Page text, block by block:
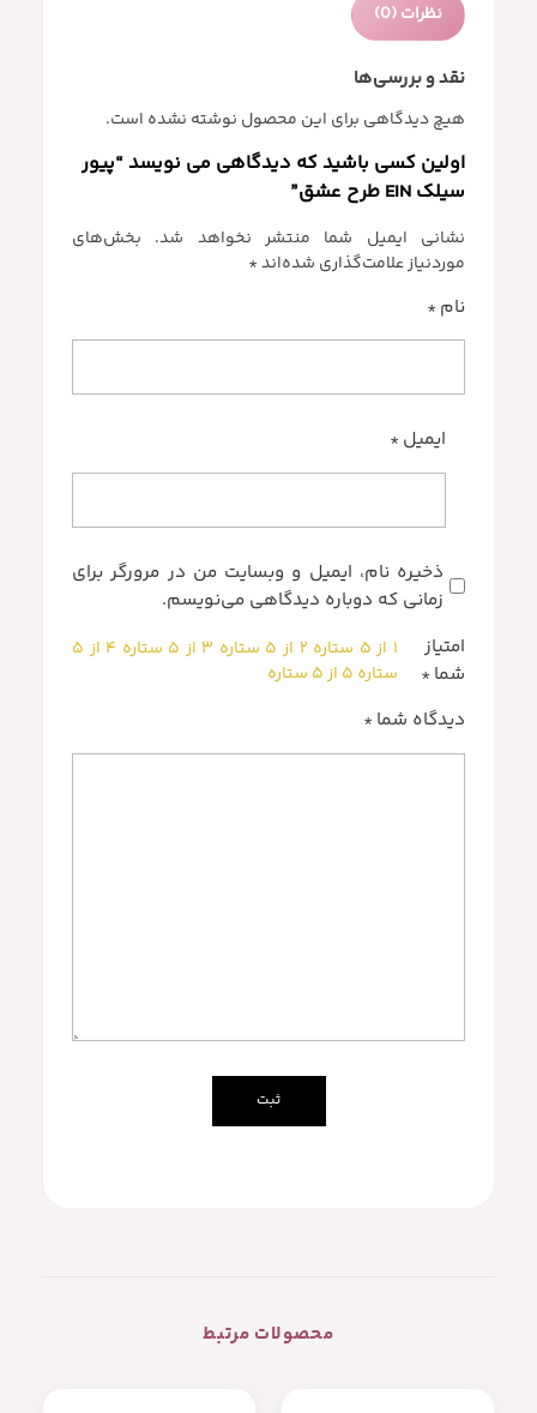
نظرات (0)
نقد و بررسی‌ها
هیچ دیدگاهی برای این محصول نوشته نشده است.
اولین کسی باشید که دیدگاهی می نویسد “پیور
سیلک EIN طرح عشق”
نشانی ایمیل شما منتشر نخواهد شد. بخش‌های
موردنیاز علامت‌گذاری شده‌اند*
نام *
ایمیل *
ذخیره نام، ایمیل و وبسایت من در مرورگر برای
زمانی که دوباره دیدگاهی می‌نویسم.
امتیاز
شما *
۱ از ۵ ستاره ۲ از ۵ ستاره ۳ از ۵ ستاره
۴ از ۵
ستاره ۵ از ۵ ستاره
دیدگاه شما *
محصولات مرتبط